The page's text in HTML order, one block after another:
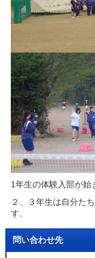
1年生の体験入部が始
２、３年生は自分た
す。
問い合わせ先